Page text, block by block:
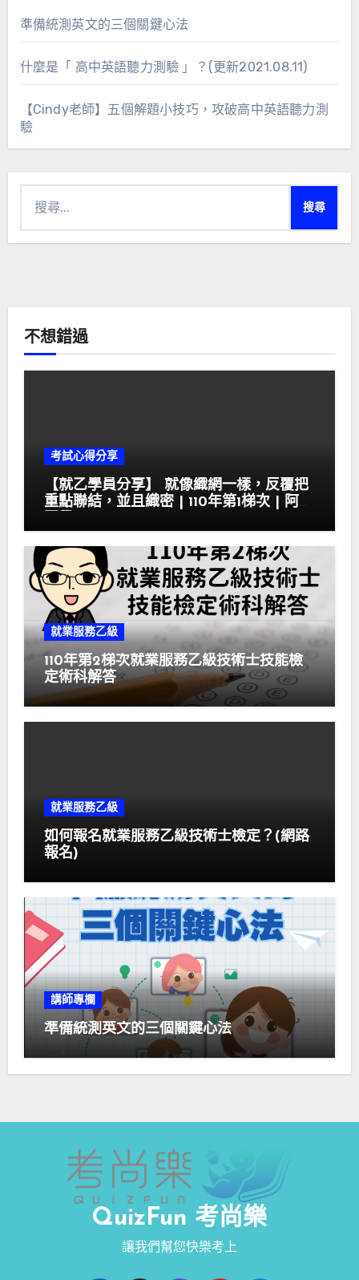
準備統測英文的三個關鍵心法
什麼是「 高中英語聽力測驗 」？(更新2021.08.11)
【Cindy老師】五個解題小技巧，攻破高中英語聽力測
驗
不想錯過
考試心得分享
【就乙學員分享】 就像織網一樣，反覆把
重點聯結，並且織密 | 110年第1梯次 | 阿霏
就業服務乙級
110年第2梯次就業服務乙級技術士技能檢
定術科解答
就業服務乙級
如何報名就業服務乙級技術士檢定？(網路
報名)
講師專欄
準備統測英文的三個關鍵心法
QuizFun 考尚樂
讓我們幫您快樂考上